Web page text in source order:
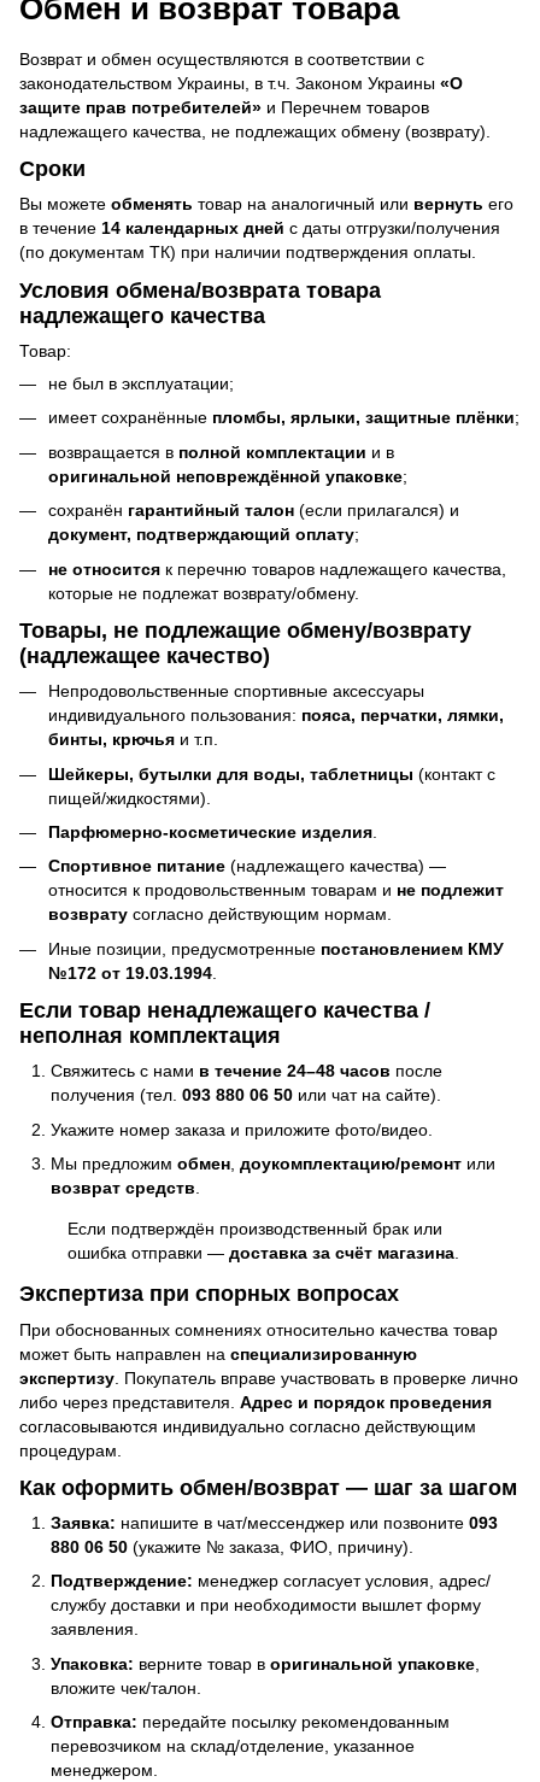
Обмен и возврат товара
Возврат и обмен осуществляются в соответствии с
законодательством Украины, в т.ч. Законом Украины «О
защите прав потребителей» и Перечнем товаров
надлежащего качества, не подлежащих обмену (возврату).
Сроки
Вы можете обменять товар на аналогичный или вернуть его
в течение 14 календарных дней с даты отгрузки/получения
(по документам ТК) при наличии подтверждения оплаты.
Условия обмена/возврата товара
надлежащего качества
Товар:
не был в эксплуатации;
имеет сохранённые пломбы, ярлыки, защитные плёнки;
возвращается в полной комплектации и в
оригинальной неповреждённой упаковке;
сохранён гарантийный талон (если прилагался) и
документ, подтверждающий оплату;
не относится к перечню товаров надлежащего качества,
которые не подлежат возврату/обмену.
Товары, не подлежащие обмену/возврату
(надлежащее качество)
Непродовольственные спортивные аксессуары
индивидуального пользования: пояса, перчатки, лямки,
бинты, крючья и т.п.
Шейкеры, бутылки для воды, таблетницы (контакт с
пищей/жидкостями).
Парфюмерно-косметические изделия
Спортивное питание (надлежащего качества) —
относится к продовольственным товарам и не подлежит
возврату согласно действующим нормам.
Иные позиции, предусмотренные постановлением КМУ
№172 от 19.03.1994
Если товар ненадлежащего качества /
неполная комплектация
Свяжитесь с нами в течение 24–48 часов после
получения (тел. 093 880 06 50 или чат на сайте).
Укажите номер заказа и приложите фото/видео.
Мы предложим обмен доукомплектацию/ремонт или
возврат средств
Если подтверждён производственный брак или
ошибка отправки — доставка за счёт магазина
Экспертиза при спорных вопросах
При обоснованных сомнениях относительно качества товар
может быть направлен на специализированную
экспертизу . Покупатель вправе участвовать в проверке лично
либо через представителя. Адрес и порядок проведения
согласовываются индивидуально согласно действующим
процедурам.
Как оформить обмен/возврат — шаг за шагом
Заявка: напишите в чат/мессенджер или позвоните 093
880 06 50 (укажите № заказа, ФИО, причину).
Подтверждение: менеджер согласует условия, адрес/
службу доставки и при необходимости вышлет форму
заявления.
Упаковка: верните товар в оригинальной упаковке
вложите чек/талон.
Отправка: передайте посылку рекомендованным
перевозчиком на склад/отделение, указанное
менеджером.